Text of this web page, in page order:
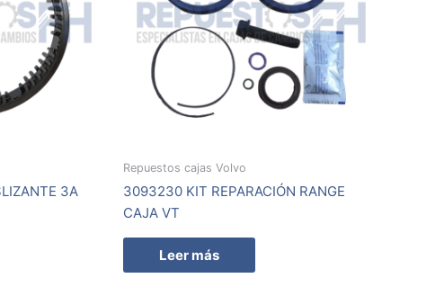
3A
Repuestos cajas Volvo
3093230 KIT REPARACIÓN RANGE
CAJA VT
Leer más